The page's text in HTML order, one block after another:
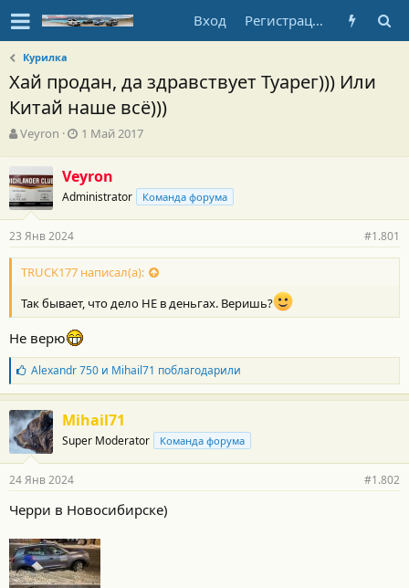
Вход Регистрация
Курилка
Хай продан, да здравствует Туарег))) Или
Китай наше всё)))
А
о
р
т
е
м
ы
Veyron
Д
а
н
а
л
а
1 Май 2017
Veyron
Administrator Команда форума
23 Янв 2024 #1.801
TRUCK177 написал(а):
Так бывает, что дело НЕ в деньгах. Веришь?
Не верю
Б
л
а
г
о
д
а
н
с
и
:
Alexandr 750и Mihail71 поблагодарили
Mihail71
Super Moderator Команда форума
24 Янв 2024 #1.802
Черри в Новосибирске)